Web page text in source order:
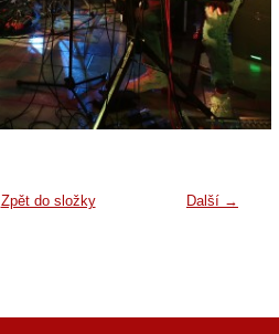
Další →
Zpět do složky